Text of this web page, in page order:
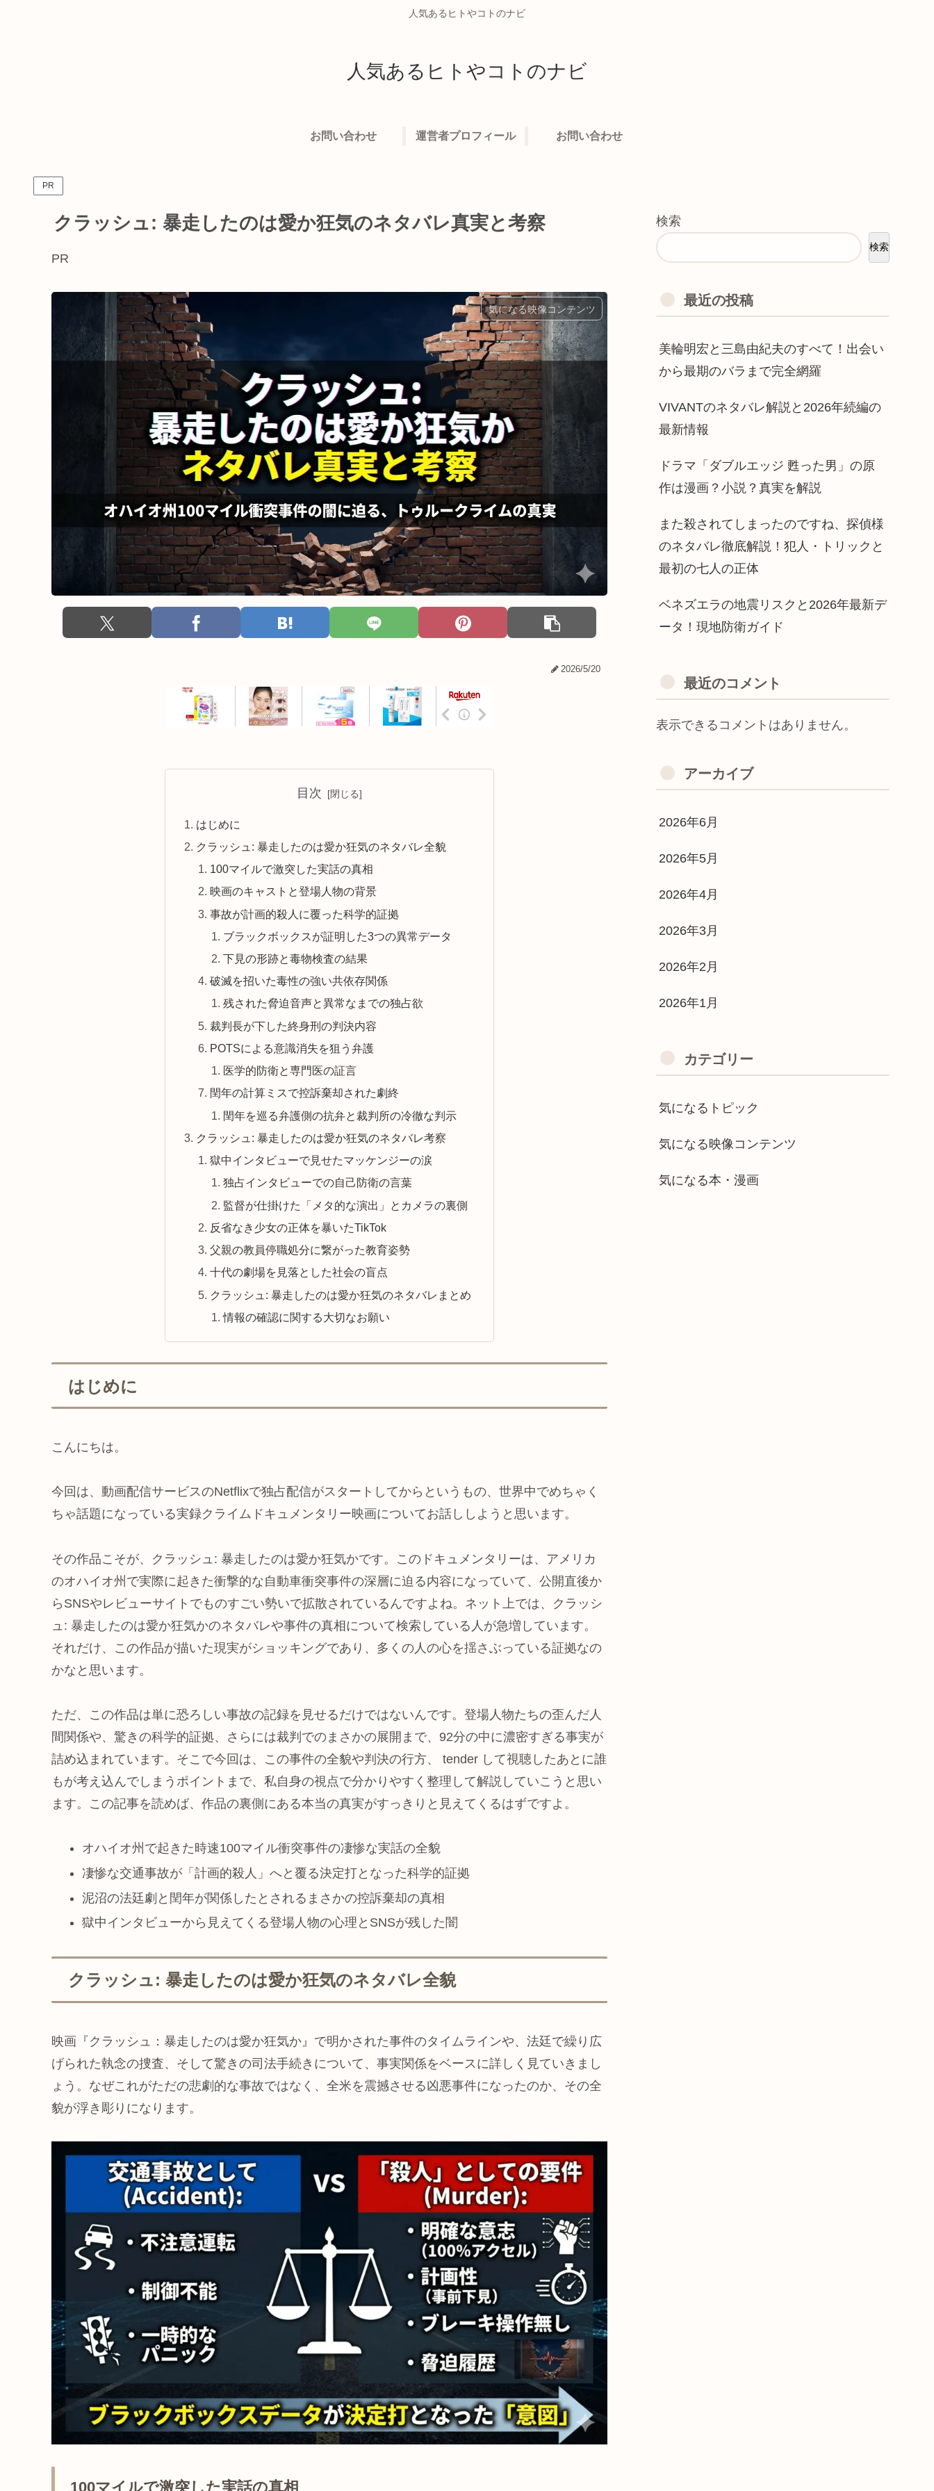
人気あるヒトやコトのナビ
人気あるヒトやコトのナビ
お問い合わせ 運営者プロフィール お問い合わせ
PR
クラッシュ: 暴走したのは愛か狂気のネタバレ真実と考察
PR
気になる映像コンテンツ
2026/5/20
目次
はじめに
クラッシュ: 暴走したのは愛か狂気のネタバレ全貌
100マイルで激突した実話の真相
映画のキャストと登場人物の背景
事故が計画的殺人に覆った科学的証拠
ブラックボックスが証明した3つの異常データ
下見の形跡と毒物検査の結果
破滅を招いた毒性の強い共依存関係
残された脅迫音声と異常なまでの独占欲
裁判長が下した終身刑の判決内容
POTSによる意識消失を狙う弁護
医学的防衛と専門医の証言
閏年の計算ミスで控訴棄却された劇終
閏年を巡る弁護側の抗弁と裁判所の冷徹な判示
クラッシュ: 暴走したのは愛か狂気のネタバレ考察
獄中インタビューで見せたマッケンジーの涙
独占インタビューでの自己防衛の言葉
監督が仕掛けた「メタ的な演出」とカメラの裏側
反省なき少女の正体を暴いたTikTok
父親の教員停職処分に繋がった教育姿勢
十代の劇場を見落とした社会の盲点
クラッシュ: 暴走したのは愛か狂気のネタバレまとめ
情報の確認に関する大切なお願い
はじめに
こんにちは。
今回は、動画配信サービスのNetflixで独占配信がスタートしてからというもの、世界中でめちゃく
ちゃ話題になっている実録クライムドキュメンタリー映画についてお話ししようと思います。
その作品こそが、クラッシュ: 暴走したのは愛か狂気かです。このドキュメンタリーは、アメリカ
のオハイオ州で実際に起きた衝撃的な自動車衝突事件の深層に迫る内容になっていて、公開直後か
らSNSやレビューサイトでものすごい勢いで拡散されているんですよね。ネット上では、クラッシ
ュ: 暴走したのは愛か狂気かのネタバレや事件の真相について検索している人が急増しています。
それだけ、この作品が描いた現実がショッキングであり、多くの人の心を揺さぶっている証拠なの
かなと思います。
ただ、この作品は単に恐ろしい事故の記録を見せるだけではないんです。登場人物たちの歪んだ人
間関係や、驚きの科学的証拠、さらには裁判でのまさかの展開まで、92分の中に濃密すぎる事実が
詰め込まれています。そこで今回は、この事件の全貌や判決の行方、 tender して視聴したあとに誰
もが考え込んでしまうポイントまで、私自身の視点で分かりやすく整理して解説していこうと思い
ます。この記事を読めば、作品の裏側にある本当の真実がすっきりと見えてくるはずですよ。
オハイオ州で起きた時速100マイル衝突事件の凄惨な実話の全貌
凄惨な交通事故が「計画的殺人」へと覆る決定打となった科学的証拠
泥沼の法廷劇と閏年が関係したとされるまさかの控訴棄却の真相
獄中インタビューから見えてくる登場人物の心理とSNSが残した闇
クラッシュ: 暴走したのは愛か狂気のネタバレ全貌
映画『クラッシュ：暴走したのは愛か狂気か』で明かされた事件のタイムラインや、法廷で繰り広
げられた執念の捜査、そして驚きの司法手続きについて、事実関係をベースに詳しく見ていきまし
ょう。なぜこれがただの悲劇的な事故ではなく、全米を震撼させる凶悪事件になったのか、その全
貌が浮き彫りになります。
100マイルで激突した実話の真相
検索
検索
最近の投稿
美輪明宏と三島由紀夫のすべて！出会い
から最期のバラまで完全網羅
VIVANTのネタバレ解説と2026年続編の
最新情報
ドラマ「ダブルエッジ 甦った男」の原
作は漫画？小説？真実を解説
また殺されてしまったのですね、探偵様
のネタバレ徹底解説！犯人・トリックと
最初の七人の正体
ベネズエラの地震リスクと2026年最新デ
ータ！現地防衛ガイド
最近のコメント
表示できるコメントはありません。
アーカイブ
2026年6月
2026年5月
2026年4月
2026年3月
2026年2月
2026年1月
カテゴリー
気になるトピック
気になる映像コンテンツ
気になる本・漫画